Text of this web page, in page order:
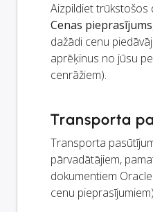
Aizpildiet
Cenas pieprasījums
dažādi cenu
aprēķinus no jūsu
cenrāžiem).
Transporta
Transporta
pārvadātājiem,
dokumentiem
cenu